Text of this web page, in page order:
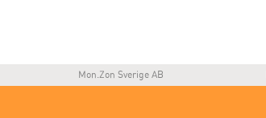
Mon.Zon Sverige AB